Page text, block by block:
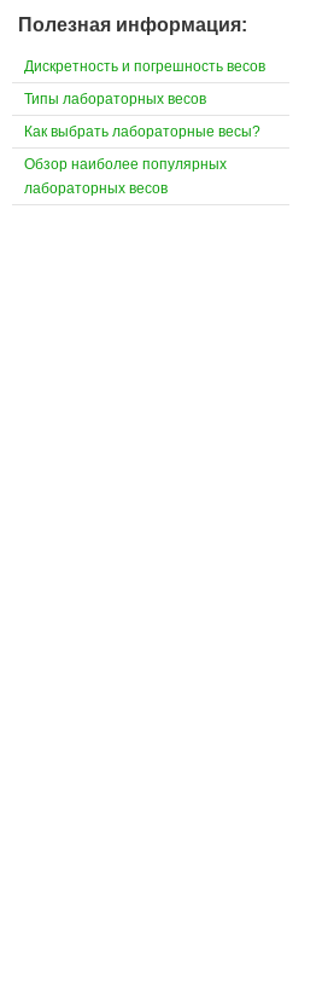
Полезная информация:
Дискретность и погрешность весов
Типы лабораторных весов
Как выбрать лабораторные весы?
Обзор наиболее популярных
лабораторных весов